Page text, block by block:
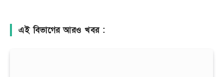
এই বিভাগের আরও খবর :